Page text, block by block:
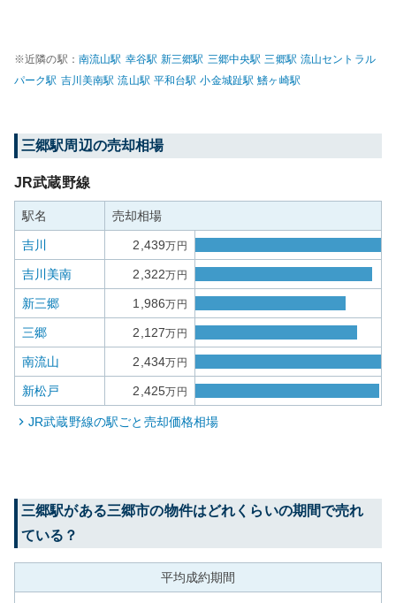
※近隣の駅： 南流山駅 幸谷駅 新三郷駅 三郷中央駅 三郷駅 流山セントラル
パーク駅 吉川美南駅 流山駅 平和台駅 小金城趾駅 鰭ヶ崎駅
三郷駅周辺の売却相場
JR武蔵野線
駅名 売却相場
吉川 2,439万円
吉川美南 2,322万円
新三郷 1,986万円
三郷 2,127万円
南流山 2,434万円
新松戸 2,425万円
JR武蔵野線の駅ごと売却価格相場
三郷駅がある三郷市の物件はどれくらいの期間で売れ
ている？
平均成約期間